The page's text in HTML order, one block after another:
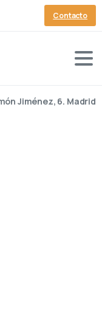
Contacto
Jiménez, 6. Madrid